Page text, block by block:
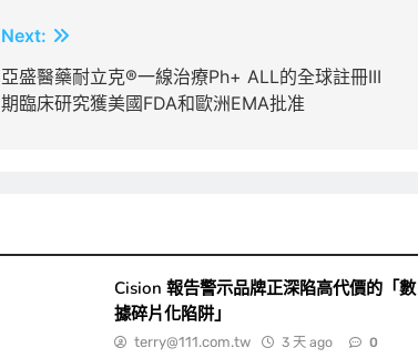
Next:
亞盛醫藥耐立克®一線治療Ph+ ALL的全球註冊III
期臨床研究獲美國FDA和歐洲EMA批准
Cision 報告警示品牌正深陷高代價的「數
據碎片化陷阱」
terry@111.com.tw 3 天 ago 0